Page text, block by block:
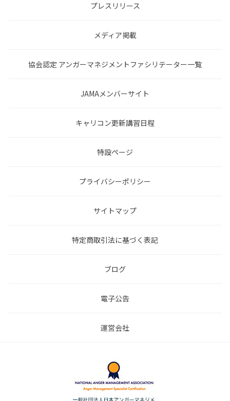
プレスリリース
メディア掲載
協会認定 アンガーマネジメントファシリテーター一覧
JAMAメンバーサイト
キャリコン更新講習日程
特設ページ
プライバシーポリシー
サイトマップ
特定商取引法に基づく表記
ブログ
電子公告
運営会社